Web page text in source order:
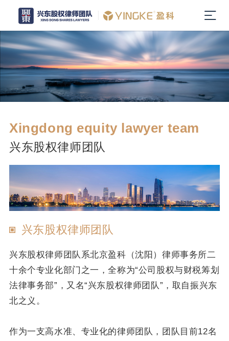
Xingdong equity lawyer team
兴东股权律师团队
兴东股权律师团队
兴东股权律师团队系北京盈科（沈阳）律师事务所二
十余个专业化部门之一，全称为“公司股权与财税筹划
法律事务部”，又名“兴东股权律师团队”，取自振兴东
北之义。
作为一支高水准、专业化的律师团队，团队目前12名